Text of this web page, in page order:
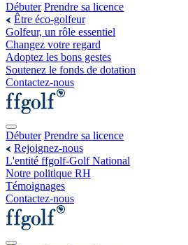
Débuter Prendre sa licence
Être éco-golfeur
Golfeur, un rôle essentiel
Changez votre regard
Adoptez les bons gestes
Soutenez le fonds de dotation
Contactez-nous
Débuter Prendre sa licence
Rejoignez-nous
L'entité ffgolf-Golf National
Notre politique RH
Témoignages
Contactez-nous